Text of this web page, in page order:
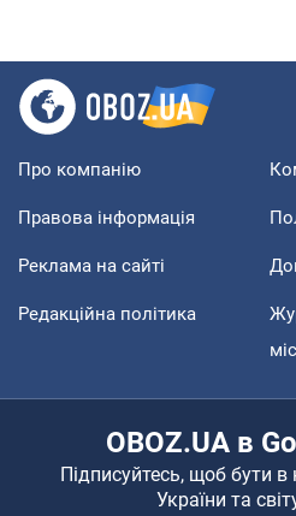
Про компанію
Правова інформація
Реклама на сайті
Редакційна політика
OBOZ.UA в
Підписуйтесь, щоб бути в
України та